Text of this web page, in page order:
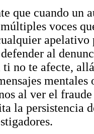
que cuando un
voces
al
no te afecte,
mentales
al ver el
la persistencia